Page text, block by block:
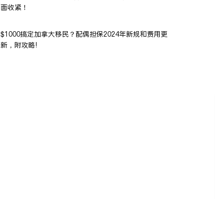
面收紧！
$1000搞定加拿大移民？配偶担保2024年新规和费用更
新，附攻略!